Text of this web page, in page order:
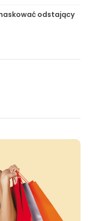
odstający